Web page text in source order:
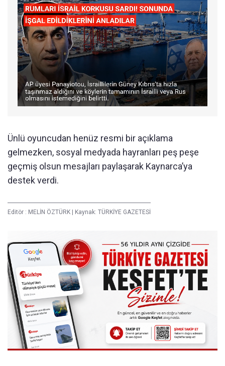
Ünlü oyuncudan henüz resmi bir açıklama
gelmezken, sosyal medyada hayranları peş peşe
geçmiş olsun mesajları paylaşarak Kaynarca’ya
destek verdi.
Editör : MELİN ÖZTÜRK | Kaynak: TÜRKİYE GAZETESİ